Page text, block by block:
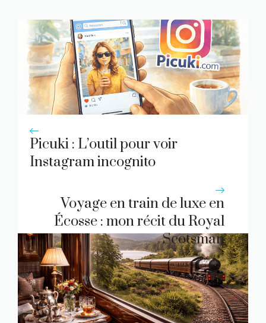
Picuki : L’outil pour voir
Instagram incognito
Voyage en train de luxe en
Écosse : mon récit du Royal
Scotsman